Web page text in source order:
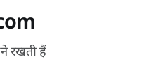
रखती हैं